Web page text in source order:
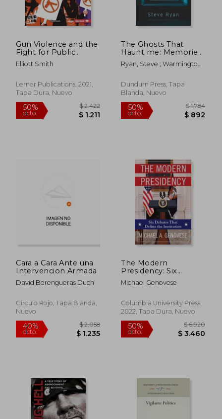
50% $ 2.236 40%
Gun Violence and the
Fight for Public
Safety (Issues in
Action (Read Woke
Inglés)
Elliott Smith
Lerner Publications, 2021,
Tapa Dura, Nuevo
50% $ 2.422
$ 1.211
The Ghosts That
Haunt me: Memories
of a Homicide
Detective (en Inglés)
Ryan, Steve ; Warmington,
Dundurn Press, Tapa
Blanda, Nuevo
50%
Cara a Cara Ante una
Intervencion Armada
David Berengueras Duch
Circulo Rojo, Tapa Blanda,
Nuevo
The Modern
Presidency: Six
Debates That Define
the Institution (en
Michael Genovese
Columbia University Press,
2022, Tapa Dura, Nuevo